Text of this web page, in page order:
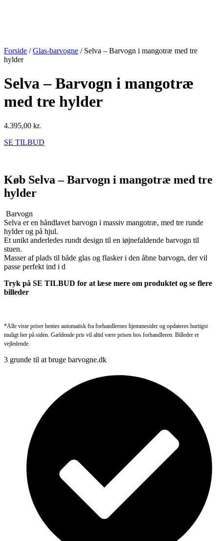
Forside /Glas-barvogne / Selva – Barvogn i mangotræ med tre
hylder
Selva – Barvogn i mangotræ
med tre hylder
4.395,00 kr.
SE TILBUD
Køb Selva – Barvogn i mangotræ med tre
hylder
Barvogn
Selva er en håndlavet barvogn i massiv mangotræ, med tre runde
hylder og på hjul.
Et unikt anderledes rundt design til en iøjnefaldende barvogn til
stuen.
Masser af plads til både glas og flasker i den åbne barvogn, der vil
passe perfekt ind i d
Tryk på SE TILBUD for at læse mere om produktet og se flere
billeder
*Alle viste priser hentes automatisk fra forhandlernes hjemmesider og opdateres hurtigst
muligt her på siden. Gældende pris vil altid være prisen hos forhandleren. Billeder er
vejledende.
3 grunde til at bruge barvogne.dk